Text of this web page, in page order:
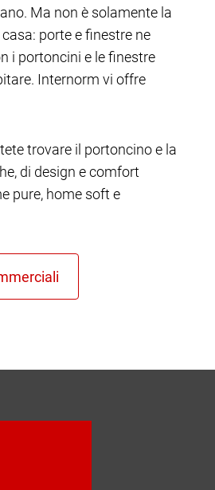
Ma non è solamente la
porte e finestre ne
i portoncini e le finestre
Internorm vi offre
trovare il portoncino e la
di design e comfort
pure, home soft e